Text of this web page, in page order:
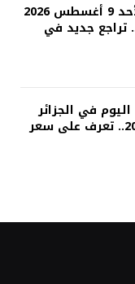
سعر اليورو اليوم الأحد 9 أغسطس 2026
تراجع جديد في
في الجزائر
الأحد 9 أغسطس 2026.. تعرف على سعر